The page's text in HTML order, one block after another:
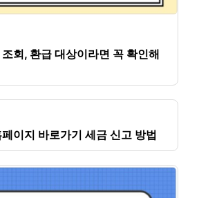
회, 환급 대상이라면 꼭 확인해
이지 바로가기 세금 신고 방법